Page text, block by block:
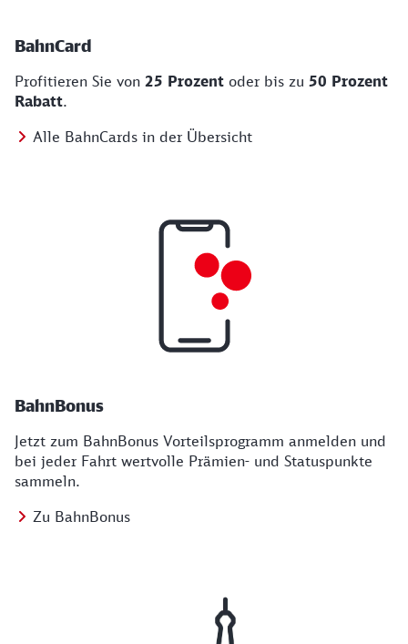
BahnCard
Profitieren Sie von 25 Prozent oder bis zu 50 Prozent
Rabatt.
Alle BahnCards in der Übersicht
BahnBonus
Jetzt zum BahnBonus Vorteilsprogramm anmelden und
bei jeder Fahrt wertvolle Prämien- und Statuspunkte
sammeln.
Zu BahnBonus